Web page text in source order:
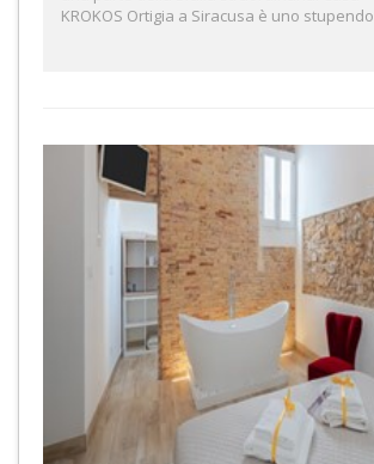
KROKOS Ortigia a Siracusa è uno stupendo